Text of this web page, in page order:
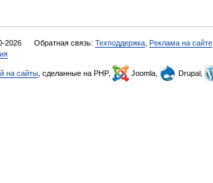
2026 Обратная связь: Техподдержка Реклама на сайте
на сайты , сделанные на PHP, Joomla, Drupal,